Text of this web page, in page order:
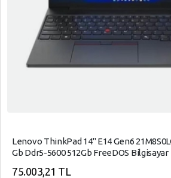
Lenovo ThinkPad 14" E14 Gen6
Gb Ddr5-5600 512Gb FreeDOS Bilgisayar
75.003,21 TL